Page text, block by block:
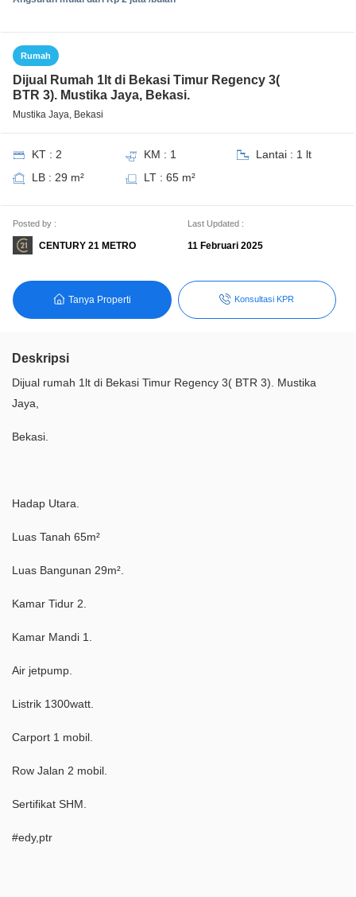
Rumah
Dijual Rumah 1lt di Bekasi Timur Regency 3(
BTR 3). Mustika Jaya, Bekasi.
Mustika Jaya, Bekasi
KT : 2 KM : 1
Lantai : 1 lt
LB : 29 m²
LT : 65 m²
Posted by :
CENTURY 21 METRO
Last Updated :
11 Februari 2025
Tanya Properti Konsultasi KPR
Deskripsi
Dijual rumah 1lt di Bekasi Timur Regency 3( BTR 3). Mustika
Jaya,
Bekasi.
Hadap Utara.
Luas Tanah 65m²
Luas Bangunan 29m².
Kamar Tidur 2.
Kamar Mandi 1.
Air jetpump.
Listrik 1300watt.
Carport 1 mobil.
Row Jalan 2 mobil.
Sertifikat SHM.
#edy,ptr